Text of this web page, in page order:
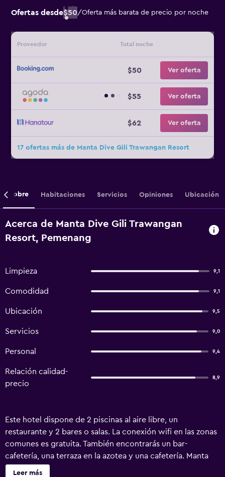
Ofertas desde$50/Oferta más barata de precio por noche
Proveedor Total noche
$50 Ver oferta
$55 Ver oferta
$62 Ver oferta
17 ofertas más de Manta Dive Gili Trawangan Resort
Sobre Habitaciones Servicios Opiniones Ubicación
Acerca de Manta Dive Gili Trawangan
Resort, Pemenang
Limpieza 9,1
Comodidad 9,1
Ubicación 9,5
Servicios 9,0
Personal 9,4
Relación calidad-
precio
8,9
Este hotel dispone de 2 piscinas al aire libre, un
restaurante y 2 bares o salas. La conexión wifi en las zonas
comunes es gratuita. También encontrarás un bar-
cafetería, una terraza en la azotea y una cafetería. Manta
Dive Gili Trawangan Resort ofrece 23 alojamientos con
Leer más